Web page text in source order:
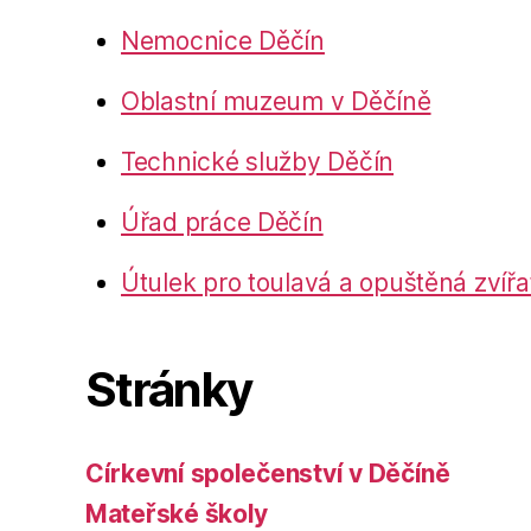
Nemocnice Děčín
Oblastní muzeum v Děčíně
Technické služby Děčín
Úřad práce Děčín
Útulek pro toulavá a opuštěná
Stránky
Církevní společenství v Děčíně
Mateřské školy